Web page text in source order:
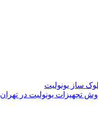
ساز یونولیت
تجهیزات یونولیت در تهران